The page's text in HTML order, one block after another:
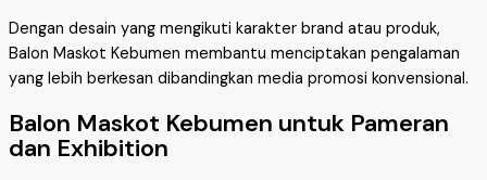
Dengan desain yang mengikuti karakter brand atau produk,
Balon Maskot Kebumen membantu menciptakan pengalaman
yang lebih berkesan dibandingkan media promosi konvensional.
Balon Maskot Kebumen untuk Pameran
dan Exhibition